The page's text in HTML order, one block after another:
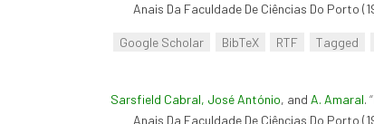
Anais Da Faculdade De Ciências Do Porto
Google Scholar BibTeX RTF Tagged
Sarsfield Cabral, José António, and A. Amaral. “
Anais Da Faculdade De Ciências Do Porto